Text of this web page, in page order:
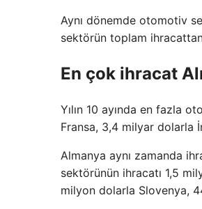
Aynı dönemde otomotiv
sektörün toplam
En çok ihracat
Yılın 10 ayında en fazla
Fransa, 3,4 milyar dolarla
Almanya aynı zamanda
sektörünün ihracatı 1,5
milyon dolarla Slovenya,